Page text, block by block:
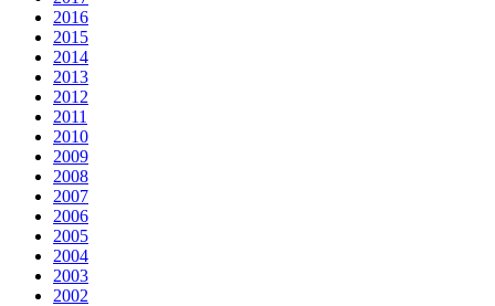
2016
2015
2014
2013
2012
2011
2010
2009
2008
2007
2006
2005
2004
2003
2002